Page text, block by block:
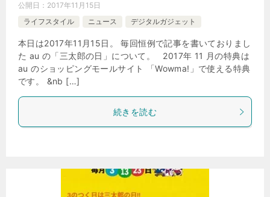
公開日： 2017年11月15日
ライフスタイル
ニュース デジタルガジェット
本日は2017年11月15日。 毎回恒例で記事を書いておりまし
た au の「三太郎の日」について。 2017年 11 月の特典は
au のショッピングモールサイト 「Wowma!」で使える特典
です。 &nb […]
続きを読む